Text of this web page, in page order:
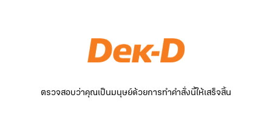
ตรวจสอบว่าคุณเป็นมนุษย์ด้วยการทำคำสั่งนี้ให้เสร็จสิ้น